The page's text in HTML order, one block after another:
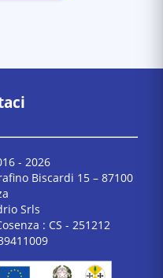
- 2026
Biscardi 15 – 87100
Srls
: CS - 251212